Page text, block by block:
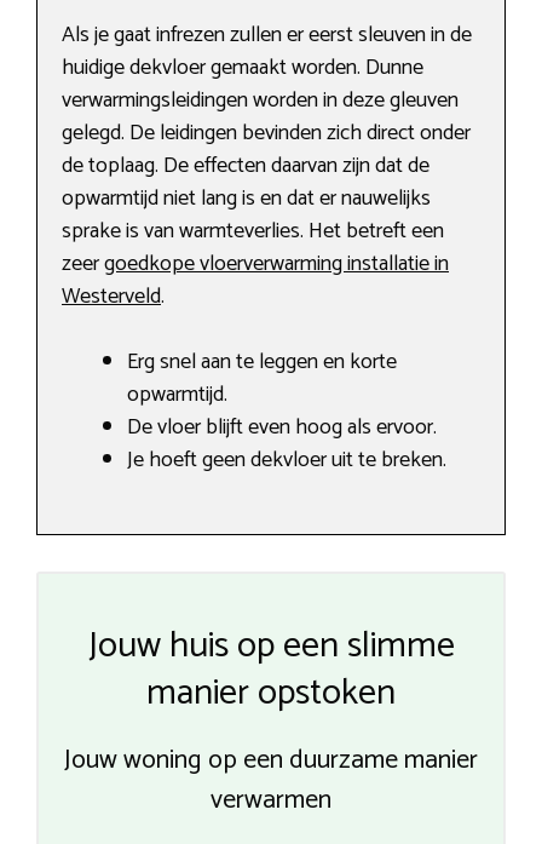
Als je gaat infrezen zullen er eerst sleuven in de
huidige dekvloer gemaakt worden. Dunne
verwarmingsleidingen worden in deze gleuven
gelegd. De leidingen bevinden zich direct onder
de toplaag. De effecten daarvan zijn dat de
opwarmtijd niet lang is en dat er nauwelijks
sprake is van warmteverlies. Het betreft een
zeergoedkope vloerverwarming installatie in
Westerveld.
Erg snel aan te leggen en korte
opwarmtijd.
De vloer blijft even hoog als ervoor.
Je hoeft geen dekvloer uit te breken.
Jouw huis op een slimme
manier opstoken
Jouw woning op een duurzame manier
verwarmen